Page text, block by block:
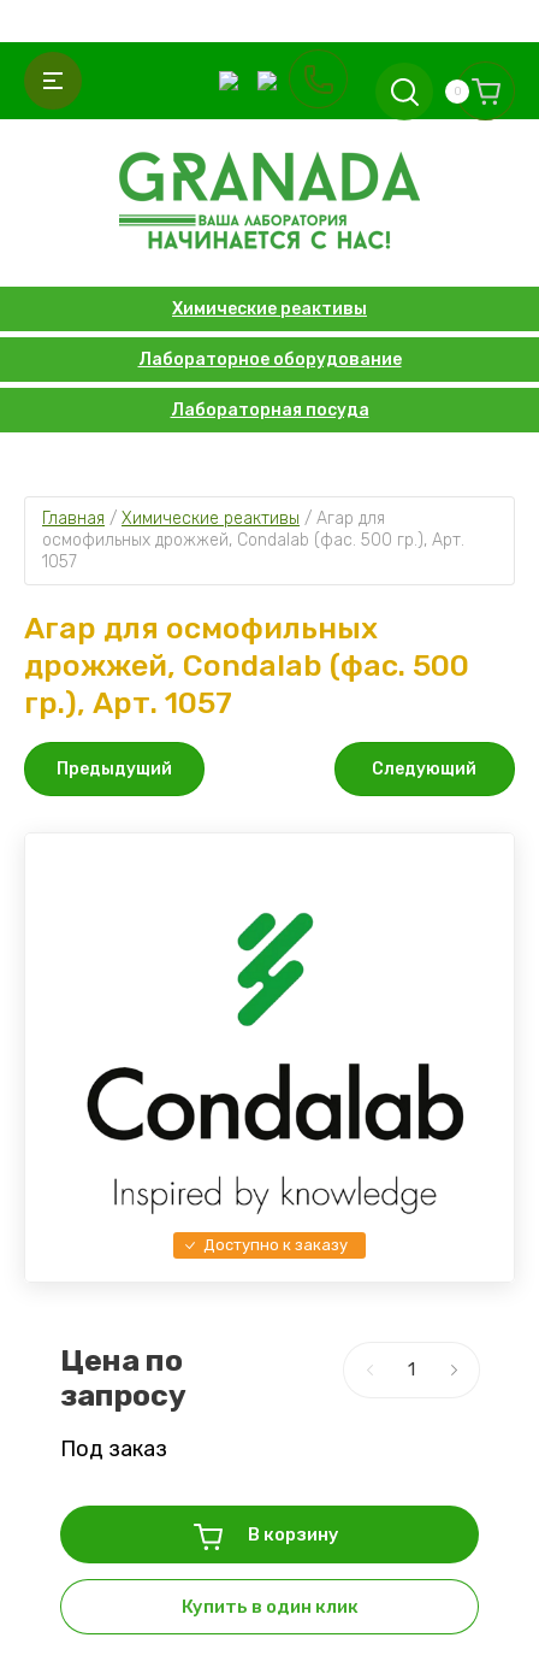
Химические реактивы
Лабораторное оборудование
Лабораторная посуда
0
Главная / Химические реактивы / Агар для
осмофильных дрожжей, Condalab (фас. 500 гр.), Арт.
1057
Агар для осмофильных
дрожжей, Condalab (фас. 500
гр.), Арт. 1057
Предыдущий Следующий
Доступно к заказу
Цена по
запросу
Под заказ
В корзину
Купить в один клик